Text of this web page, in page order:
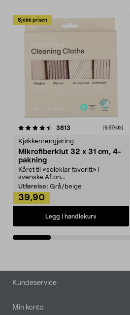
Sjekk prisen
3813 anmeldelser(9,97/stk)
Kjøkkenrengjøring
Mikrofiberklut 32 x 31 cm, 4-
pakning
Kåret til «soleklar favoritt» i
svenske Afton...
Utførelse: Grå/beige
39,90
Legg i handlekurv
4.5av 5 stjerner
Bunntekst
Kundeservice
Min konto